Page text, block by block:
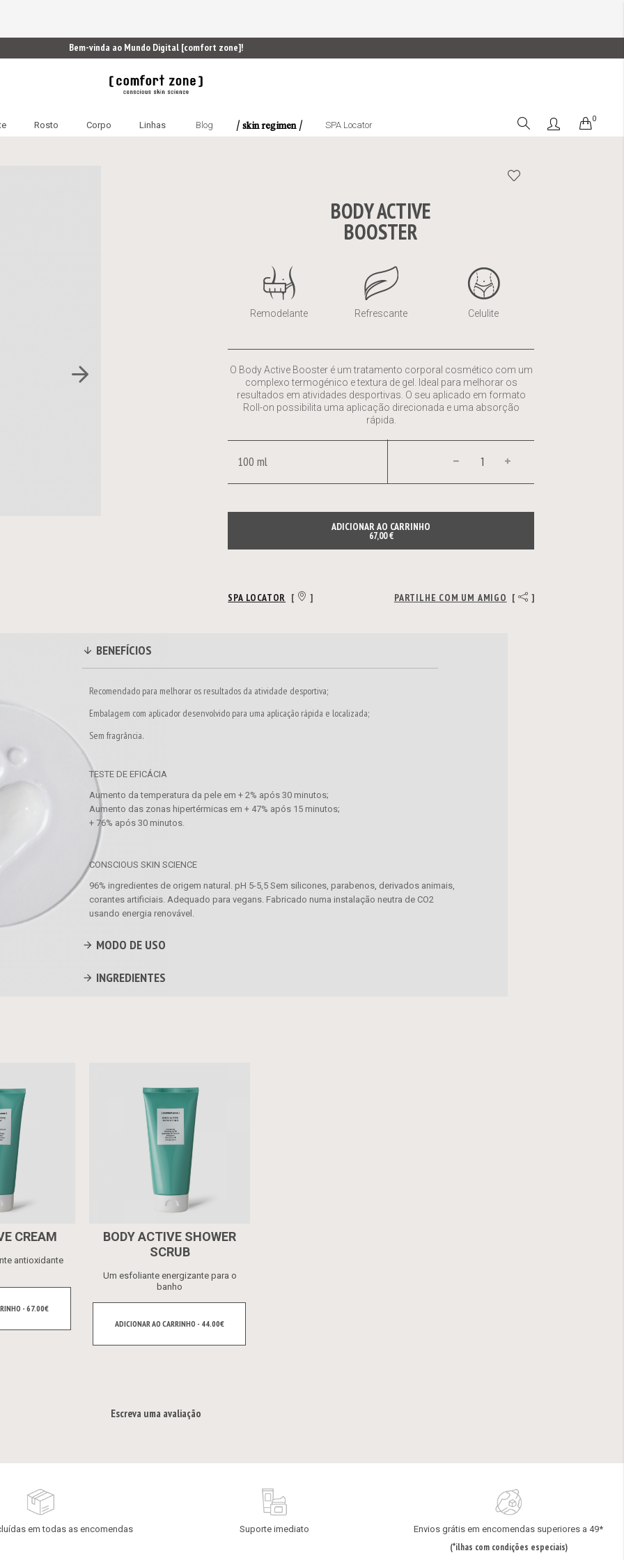
Bem-vinda ao Mundo Digital [comfort zone]!
Rosto Corpo Linhas Blog / skin regimen / SPA Locator Cart
0
BODY ACTIVE
BOOSTER
Remodelante Refrescante Celulite
O Body Active Booster é um tratamento corporal cosmético com um
complexo termogénico e textura de gel. Ideal para melhorar os
resultados em atividades desportivas. O seu aplicado em formato
Roll-on possibilita uma aplicação direcionada e uma absorção
rápida.
ADICIONAR AO CARRINHO
67,00 €
100 ml
SPA LOCATOR [ ] PARTILHE COM UM AMIGO [ ]
BENEFÍCIOS
Recomendado para melhorar os resultados da atividade desportiva;
Embalagem com aplicador desenvolvido para uma aplicação rápida e localizada;
Sem fragrância.
TESTE DE EFICÁCIA
Aumento da temperatura da pele em + 2% após 30 minutos;
Aumento das zonas hipertérmicas em + 47% após 15 minutos;
+ 76% após 30 minutos.
CONSCIOUS SKIN SCIENCE
96% ingredientes de origem natural. pH 5-5,5 Sem silicones, parabenos, derivados animais,
corantes artificiais. Adequado para vegans. Fabricado numa instalação neutra de CO2
usando energia renovável.
MODO DE USO
INGREDIENTES
CREAM
antioxidante
- 67.00€
BODY ACTIVE SHOWER
SCRUB
Um esfoliante energizante para o
banho
ADICIONAR AO CARRINHO - 44.00€
Escreva uma avaliação
em todas as encomendas Suporte imediato Envios grátis em encomendas superiores a 49*
(*ilhas com condições especiais)